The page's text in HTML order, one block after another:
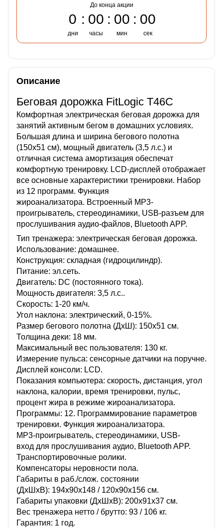
До конца акции
0
дни
00
часы
00
мин
00
сек
Описание
Беговая дорожка FitLogic T46C
Комфортная электрическая беговая дорожка для
занятий активным бегом в домашних условиях.
Большая длина и ширина бегового полотна
(150х51 см), мощный двигатель (3,5 л.с.) и
отличная система амортизация обеспечат
комфортную тренировку. LCD-дисплей отображает
все основные характеристики тренировки. Набор
из 12 программ. Функция
жироанализатора. Встроенный MP3-
проигрыватель, стереодинамики, USB-разъем для
прослушивания аудио-файлов, Bluetooth APP.
Тип тренажера: электрическая беговая дорожка.
Использование: домашнее.
Конструкция: складная (гидроцилиндр).
Питание: эл.сеть.
Двигатель: DC (постоянного тока).
Мощность двигателя: 3,5 л.с..
Скорость: 1-20 км/ч.
Угол наклона: электрический, 0-15%.
Размер бегового полотна (ДхШ): 150х51 см.
Толщина деки: 18 мм.
Максимальный вес пользователя: 130 кг.
Измерение пульса: сенсорные датчики на поручне.
Дисплей консоли: LCD.
Показания компьютера: скорость, дистанция, угол
наклона, калории, время тренировки, пульс,
процент жира в режиме жироанализатора.
Программы: 12. Программирование параметров
тренировки. Функция жироанализатора.
MP3-проигрыватель, стереодинамики, USB-
вход для прослушивания аудио, Bluetooth APP.
Транспортировочные ролики.
Компенсаторы неровности пола.
Габариты в раб./слож. состоянии
(ДхШхВ): 194х90х148 / 120х90х156 см.
Габариты упаковки (ДхШхВ): 200х91х37 см.
Вес тренажера нетто / брутто: 93 / 106 кг.
Гарантия: 1 год.